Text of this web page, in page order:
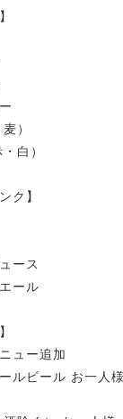
）
白）
ク】
ース
ール
ュー追加
ルビール お一人